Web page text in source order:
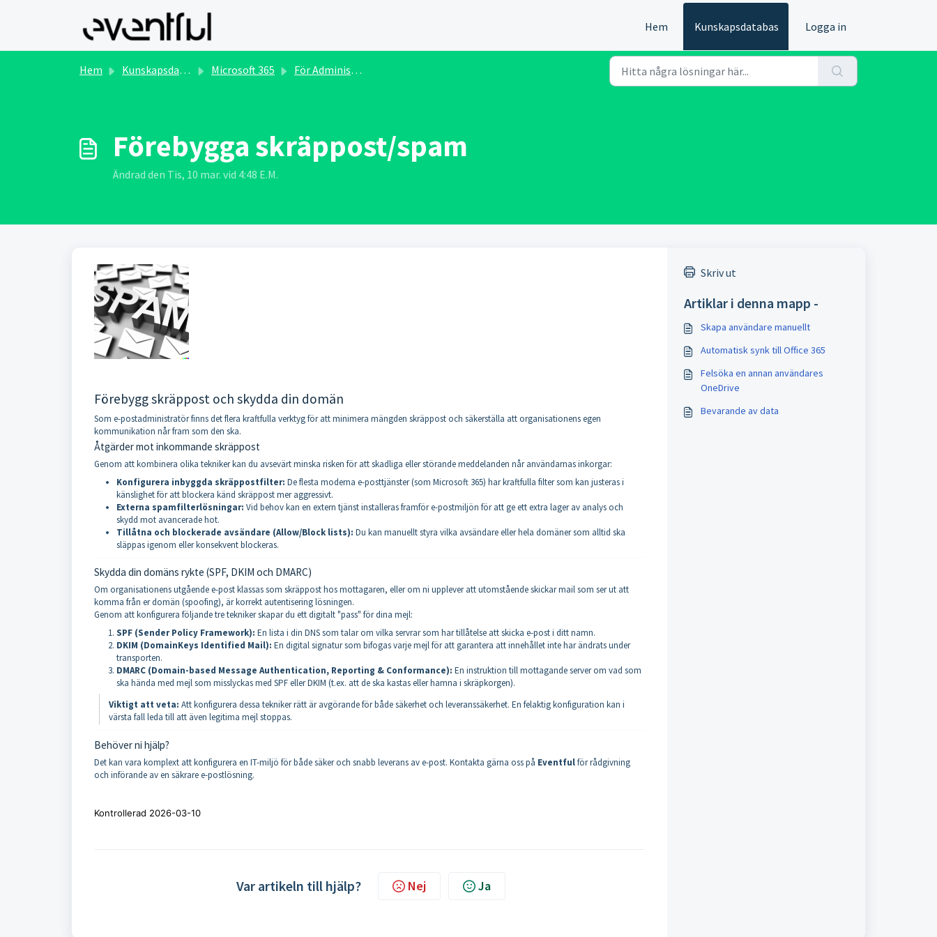
Hem
Kunskapsdatabas Logga in
Hem Kunskapsdatabas Microsoft 365 För Administratörer
Förebygga skräppost/spam
Ändrad den Tis, 10 mar. vid 4:48 E.M.
Förebygg skräppost och skydda din domän
Som e-postadministratör finns det flera kraftfulla verktyg för att minimera mängden skräppost och säkerställa att organisationens egen
kommunikation når fram som den ska.
Åtgärder mot inkommande skräppost
Genom att kombinera olika tekniker kan du avsevärt minska risken för att skadliga eller störande meddelanden når användarnas inkorgar:
Konfigurera inbyggda skräppostfilter: De flesta moderna e-posttjänster (som Microsoft 365) har kraftfulla filter som kan justeras i
känslighet för att blockera känd skräppost mer aggressivt.
Externa spamfilterlösningar: Vid behov kan en extern tjänst installeras framför e-postmiljön för att ge ett extra lager av analys och
skydd mot avancerade hot.
Tillåtna och blockerade avsändare (Allow/Block lists): Du kan manuellt styra vilka avsändare eller hela domäner som alltid ska
släppas igenom eller konsekvent blockeras.
Skydda din domäns rykte (SPF, DKIM och DMARC)
Om organisationens utgående e-post klassas som skräppost hos mottagaren, eller om ni upplever att utomstående skickar mail som ser ut att
komma från er domän (spoofing), är korrekt autentisering lösningen.
Genom att konfigurera följande tre tekniker skapar du ett digitalt "pass" för dina mejl:
SPF (Sender Policy Framework): En lista i din DNS som talar om vilka servrar som har tillåtelse att skicka e-post i ditt namn.
DKIM (DomainKeys Identified Mail): En digital signatur som bifogas varje mejl för att garantera att innehållet inte har ändrats under
transporten.
DMARC (Domain-based Message Authentication, Reporting & Conformance): En instruktion till mottagande server om vad som
ska hända med mejl som misslyckas med SPF eller DKIM (t.ex. att de ska kastas eller hamna i skräpkorgen).
Viktigt att veta: Att konfigurera dessa tekniker rätt är avgörande för både säkerhet och leveranssäkerhet. En felaktig konfiguration kan i
värsta fall leda till att även legitima mejl stoppas.
Behöver ni hjälp?
Det kan vara komplext att konfigurera en IT-miljö för både säker och snabb leverans av e-post. Kontakta gärna oss på Eventfulför rådgivning
och införande av en säkrare e-postlösning.
Kontrollerad 2026-03-10
Var artikeln till hjälp? Nej Ja
Skriv ut
Artiklar i denna mapp -
Skapa användare manuellt
Automatisk synk till Office 365
Felsöka en annan användares
OneDrive
Bevarande av data